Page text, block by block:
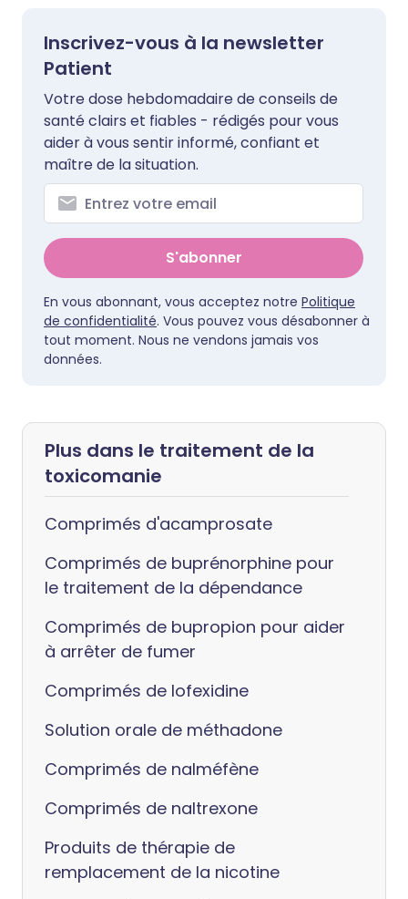
Inscrivez-vous à la newsletter
Patient
Votre dose hebdomadaire de conseils de
santé clairs et fiables - rédigés pour vous
aider à vous sentir informé, confiant et
maître de la situation.
S'abonner
En vous abonnant, vous acceptez notre Politique
de confidentialité. Vous pouvez vous désabonner à
tout moment. Nous ne vendons jamais vos
données.
Plus dans le traitement de la
toxicomanie
Comprimés d'acamprosate
Comprimés de buprénorphine pour
le traitement de la dépendance
Comprimés de bupropion pour aider
à arrêter de fumer
Comprimés de lofexidine
Solution orale de méthadone
Comprimés de nalméfène
Comprimés de naltrexone
Produits de thérapie de
remplacement de la nicotine